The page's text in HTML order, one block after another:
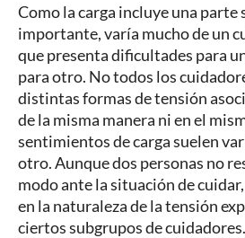
Como la carga incluye una parte
importante, varía mucho de un
que presenta dificultades para
para otro. No todos los
distintas formas de tensión
de la misma manera ni en el
sentimientos de carga suelen
otro. Aunque dos personas no
modo ante la situación de
en la naturaleza de la tensión
ciertos subgrupos de cuidadores.